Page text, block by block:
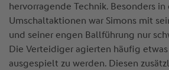
hervorragende Technik. Besonders in
Umschaltaktionen war Simons mit
und seiner engen Ballführung nur
Die Verteidiger agierten häufig
ausgespielt zu werden. Diesen